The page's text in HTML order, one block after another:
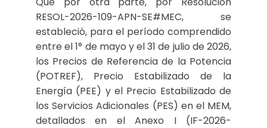
RESOL-2026-109-APN-SE#MEC, se
estableció, para el período comprendido
entre el 1° de mayo y el 31 de julio de 2026,
los Precios de Referencia de la Potencia
(POTREF), Precio Estabilizado de la
Energía (PEE) y el Precio Estabilizado de
los Servicios Adicionales (PES) en el MEM,
detallados en el Anexo I (IF-2026-